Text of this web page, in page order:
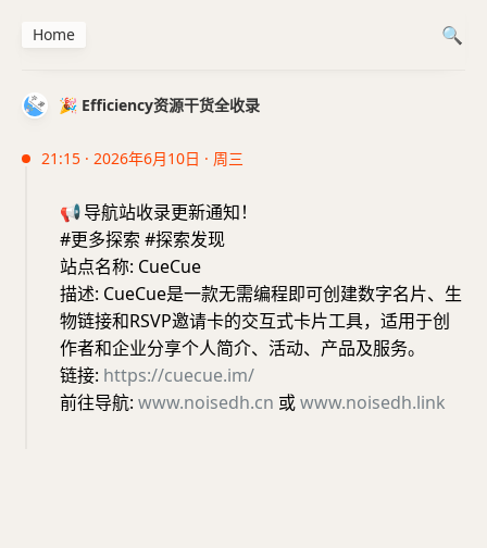
🎉 Efficiency资源干货全收录
21:15 · 2026年6月10日 · 周三
📢导航站收录更新通知！
#更多探索 #探索发现
站点名称: CueCue
描述: CueCue是一款无需编程即可创建数字名片、生
物链接和RSVP邀请卡的交互式卡片工具，适用于创
作者和企业分享个人简介、活动、产品及服务。
链接: https://cuecue.im/
前往导航: www.noisedh.cn 或www.noisedh.link
Home